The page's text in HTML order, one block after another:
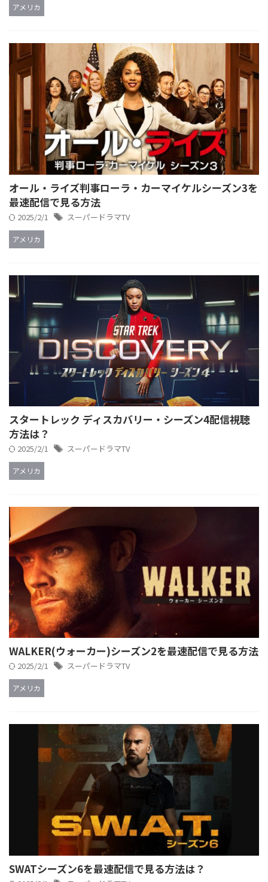
アメリカ
オール・ライズ判事ローラ・カーマイケルシーズン3を
最速配信で見る方法
2025/2/1 スーパードラマTV
アメリカ
スタートレック ディスカバリー・シーズン4配信視聴
方法は？
2025/2/1 スーパードラマTV
アメリカ
WALKER(ウォーカー)シーズン2を最速配信で見る方法
2025/2/1 スーパードラマTV
アメリカ
SWATシーズン6を最速配信で見る方法は？